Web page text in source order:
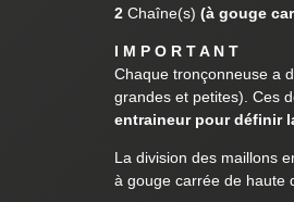
2Chaîne(s) (à gouge
I M P O R T A N T
Chaque tronçonneuse a
grandes et petites). Ces
entraineur pour définir
La division des maillons
à gouge carrée de haute